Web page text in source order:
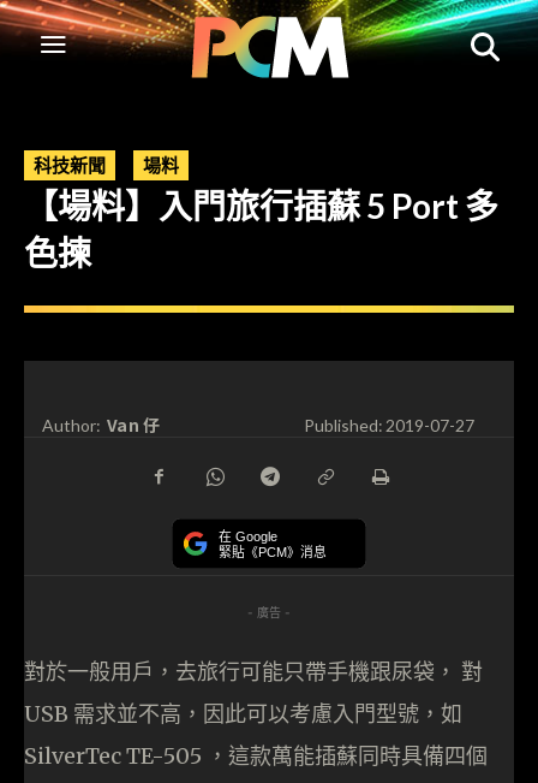
科技新聞 場料
【場料】入門旅行插蘇 5 Port 多
色揀
Author: Van 仔 Published:2019-07-27
在 Google
緊貼《PCM》消息
- 廣告 -
對於一般用戶，去旅行可能只帶手機跟尿袋， 對
USB 需求並不高，因此可以考慮入門型號，如
SilverTec TE-505 ，這款萬能插蘇同時具備四個